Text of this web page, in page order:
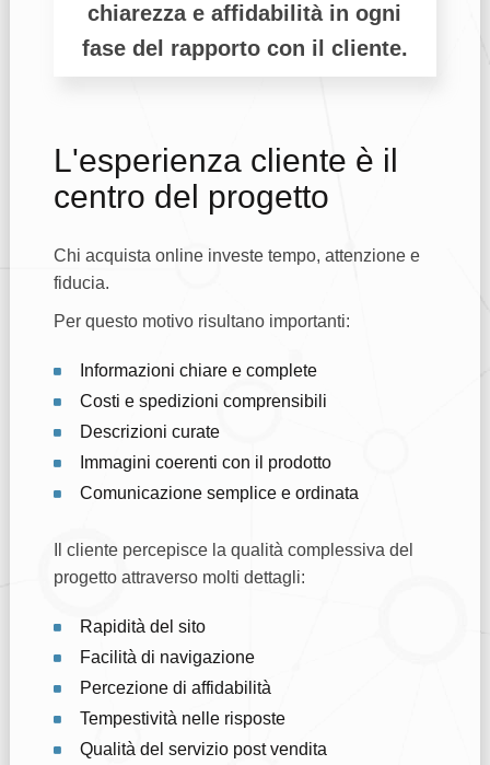
chiarezza e affidabilità in ogni
fase del rapporto con il cliente.
L'esperienza cliente è il
centro del progetto
Chi acquista online investe tempo, attenzione e
fiducia.
Per questo motivo risultano importanti:
Informazioni chiare e complete
Costi e spedizioni comprensibili
Descrizioni curate
Immagini coerenti con il prodotto
Comunicazione semplice e ordinata
Il cliente percepisce la qualità complessiva del
progetto attraverso molti dettagli:
Rapidità del sito
Facilità di navigazione
Percezione di affidabilità
Tempestività nelle risposte
Qualità del servizio post vendita